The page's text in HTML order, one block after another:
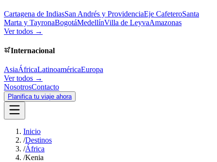
Cartagena de IndiasSan Andrés y ProvidenciaEje CafeteroSanta
Marta y TayronaBogotáMedellínVilla de LeyvaAmazonas
Ver todos →
Internacional
AsiaÁfricaLatinoaméricaEuropa
Ver todos →
NosotrosContacto
Planifica tu viaje ahora
Inicio
/Destinos
/África
/Kenia